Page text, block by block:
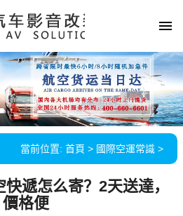
當前位置: 首頁 > 國際空運常識 >
遞怎么寄？2天送達，
價格便